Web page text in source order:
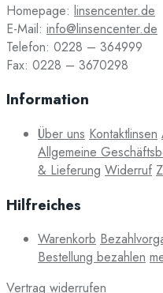
Homepage: linsencenter.de
E-Mail: info@linsencenter.de
Telefon: 0228 – 364999
Fax: 0228 – 3670298
Information
Über uns Kontaktlinsen
Allgemeine
& Lieferung Widerruf
Hilfreiches
Warenkorb
Bestellung bezahlen
Vertrag widerrufen